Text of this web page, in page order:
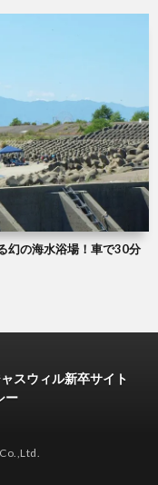
幻の海水浴場！車で30分
スウィル新卒サイト
ー
Co.,Ltd.